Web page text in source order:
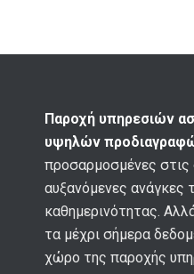
Παροχή υπηρεσιών
υψηλών
προσαρμοσμένες
αυξανόμενες ανάγκες
καθημερινότητας.
τα μέχρι σήμερα
χώρο της παροχής